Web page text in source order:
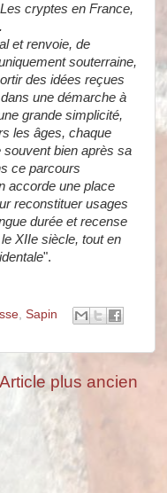
cryptes en France,
et renvoie, de
souterraine,
des idées reçues
une démarche à
grande simplicité,
les âges, chaque
souvent bien après sa
ce parcours
accorde une place
reconstituer usages
durée et recense
XIIe siècle, tout en
".
, Sapin
Article plus ancien